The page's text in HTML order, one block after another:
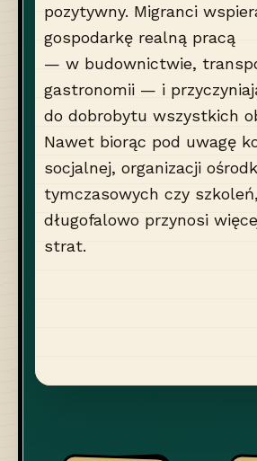
pozytywny. Migranci
gospodarkę realną pracą
— w budownictwie,
gastronomii — i
do dobrobytu wszystkich
Nawet biorąc pod uwagę
socjalnej, organizacji
tymczasowych czy
długofalowo przynosi
strat.